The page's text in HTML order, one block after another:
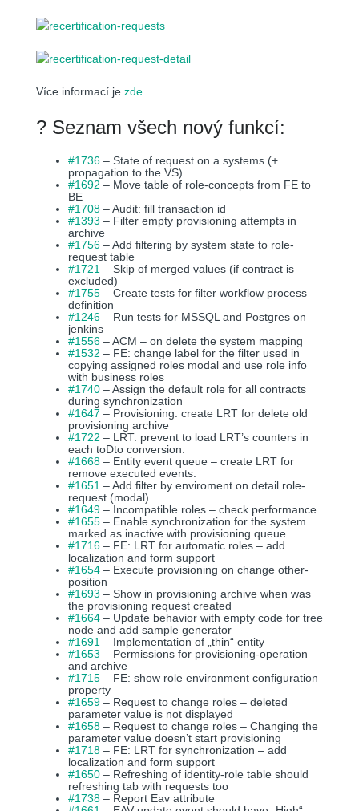
Více informací je zde.
? Seznam všech nový funkcí:
#1736– State of request on a systems (+
propagation to the VS)
#1692 – Move table of role-concepts from FE to
BE
#1708– Audit: fill transaction id
#1393 – Filter empty provisioning attempts in
archive
#1756– Add filtering by system state to role-
request table
#1721 – Skip of merged values (if contract is
excluded)
#1755– Create tests for filter workflow process
definition
#1246– Run tests for MSSQL and Postgres on
jenkins
#1556– ACM – on delete the system mapping
#1532 – FE: change label for the filter used in
copying assigned roles modal and use role info
with business roles
#1740– Assign the default role for all contracts
during synchronization
#1647 – Provisioning: create LRT for delete old
provisioning archive
#1722 – LRT: prevent to load LRT’s counters in
each toDto conversion.
#1668– Entity event queue – create LRT for
remove executed events.
#1651 – Add filter by enviroment on detail role-
request (modal)
#1649– Incompatible roles – check performance
#1655– Enable synchronization for the system
marked as inactive with provisioning queue
#1716– FE: LRT for automatic roles – add
localization and form support
#1654– Execute provisioning on change other-
position
#1693 – Show in provisioning archive when was
the provisioning request created
#1664– Update behavior with empty code for tree
node and add sample generator
#1691 – Implementation of „thin“ entity
#1653 – Permissions for provisioning-operation
and archive
#1715– FE: show role environment configuration
property
#1659– Request to change roles – deleted
parameter value is not displayed
#1658– Request to change roles – Changing the
parameter value doesn’t start provisioning
#1718– FE: LRT for synchronization – add
localization and form support
#1650– Refreshing of identity-role table should
refreshing tab with requests too
#1738– Report Eav attribute